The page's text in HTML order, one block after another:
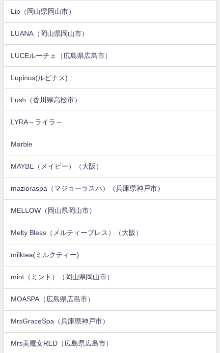
Lip（岡山県岡山市）
LUANA（岡山県岡山市）
LUCEルーチェ（広島県広島市）
Lupinus(ルピナス)
Lush（香川県高松市）
LYRA～ライラ～
Marble
MAYBE（メイビー）（大阪）
mazioraspa（マジョーラスパ）（兵庫県神戸市）
MELLOW（岡山県岡山市）
Melty Bless（メルティーブレス）（大阪）
milktea(ミルクティー)
mint（ミント）（岡山県岡山市）
MOASPA（広島県広島市）
MrsGraceSpa（兵庫県神戸市）
Mrs美魔女RED（広島県広島市）